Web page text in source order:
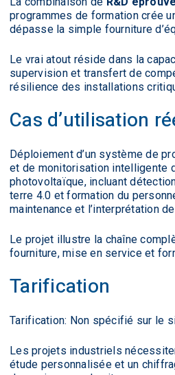
programmes de formation crée
dépasse la simple fourniture
Le vrai atout réside dans la
supervision et transfert de
résilience des installations
Cas d’utilisation
Déploiement d’un système de
et de monitorisation intelligente
photovoltaïque, incluant
terre 4.0 et formation du
maintenance et l’interprétation
Le projet illustre la chaîne
fourniture, mise en service et
Tarification
Tarification: Non spécifié sur le
Les projets industriels
étude personnalisée et un